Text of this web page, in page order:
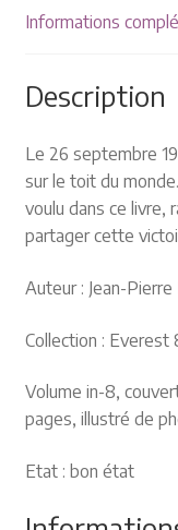
Informations
Description
Le 26 septembre
sur le toit du
voulu dans ce livre,
partager cette
Auteur : Jean-Pierre
Collection : Everest
Volume in-8,
pages, illustré de
Etat : bon état